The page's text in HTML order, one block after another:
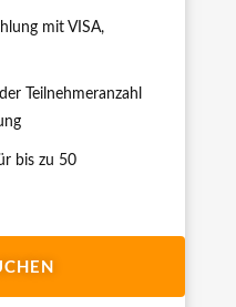
mit VISA,
Teilnehmeranzahl
bis zu 50